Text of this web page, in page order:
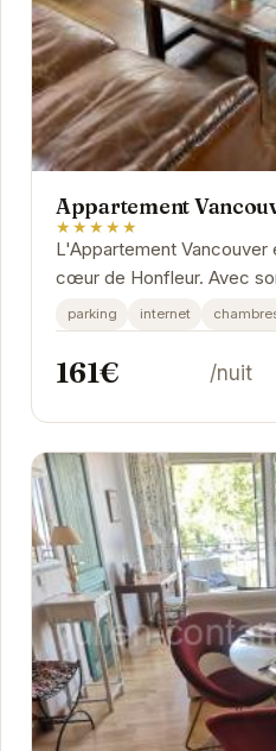
Appartement
★★★★★
L'Appartement Vancouver
cœur de Honfleur. Avec
privilégié, son décor
parking internet
161€ /nuit